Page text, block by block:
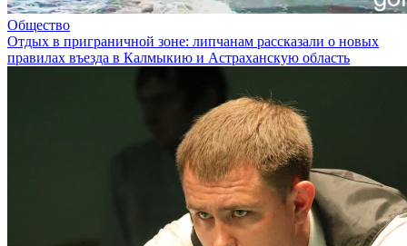
Общество
Отдых в приграничной зоне: липчанам рассказали о новых
правилах въезда в Калмыкию и Астраханскую область